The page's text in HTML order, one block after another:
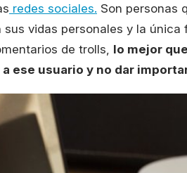
redes sociales. Son personas
vidas personales y la única
de trolls, lo mejor
ese usuario y no dar